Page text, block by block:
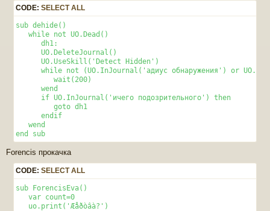
CODE: SELECT ALL
sub dehide()
   while not UO.Dead()
      dh1:
      UO.DeleteJournal()
      UO.UseSkill('Detect Hidden')
while not (UO.InJournal('адиус обнаружения') or
         wait(200)
      wend
      if UO.InJournal('ичего подозрительного') then
         goto dh1
      endif
   wend
end sub
Forencis прокачка
CODE: SELECT ALL
sub ForencisEva()
   var count=0
   uo.print('Æåðòâà?')